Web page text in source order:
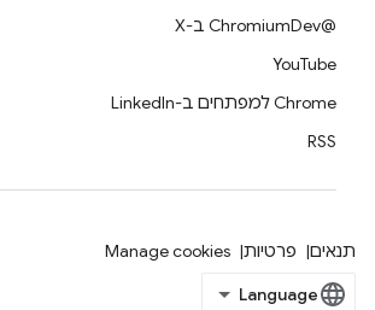
@ChromiumDev ב-X
YouTube
Chrome למפתחים ב-LinkedIn
RSS
תנאים פרטיות Manage cookies